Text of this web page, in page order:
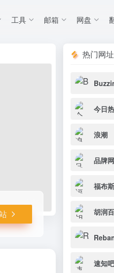
工具 邮箱 网盘
热门网址
今日
浪潮
品牌网
福布
胡润
速知吧